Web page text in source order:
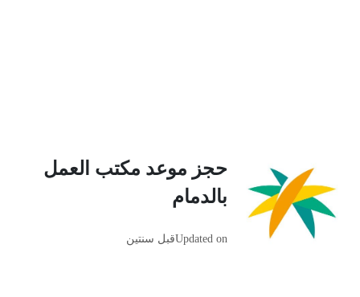
حجز موعد مكتب العمل
بالدمام
Updated onقبل سنتين